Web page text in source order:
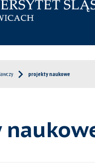
projekty naukowe